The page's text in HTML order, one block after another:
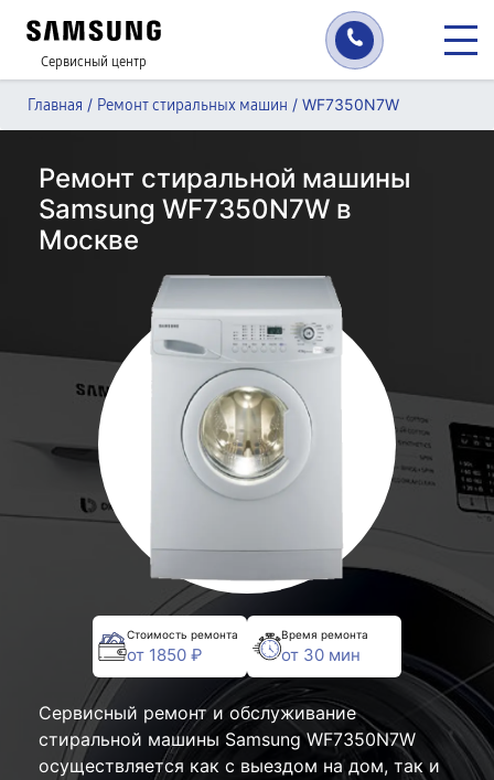
Сервисный центр
Главная / Ремонт стиральных машин / WF7350N7W
Ремонт стиральной машины
Samsung WF7350N7W в
Москве
Стоимость ремонта
от 1850 ₽
Время ремонта
от 30 мин
Сервисный ремонт и обслуживание
стиральной машины Samsung WF7350N7W
осуществляется как с выездом на дом, так и